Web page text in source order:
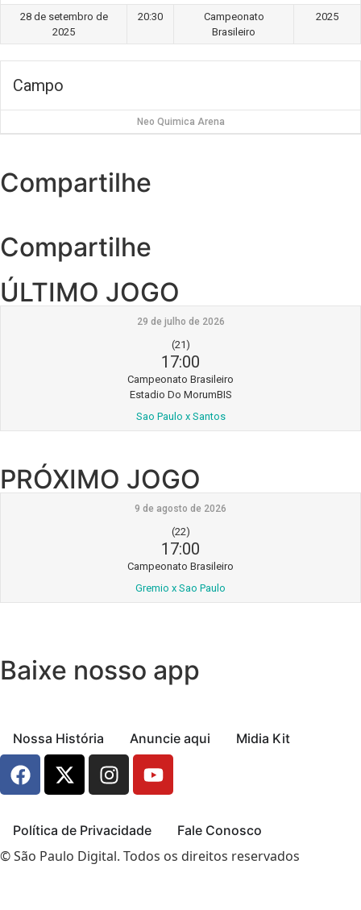
28 de setembro de
2025
20:30
Campeonato
Brasileiro
2025
Campo
Neo Quimica Arena
Compartilhe
Compartilhe
ÚLTIMO JOGO
29 de julho de 2026
(21)
17:00
Campeonato Brasileiro
Estadio Do MorumBIS
Sao Paulo x Santos
PRÓXIMO JOGO
9 de agosto de 2026
(22)
17:00
Campeonato Brasileiro
Gremio x Sao Paulo
Baixe nosso app
Nossa História Anuncie aqui Midia Kit
Política de Privacidade Fale Conosco
© São Paulo Digital. Todos os direitos reservados